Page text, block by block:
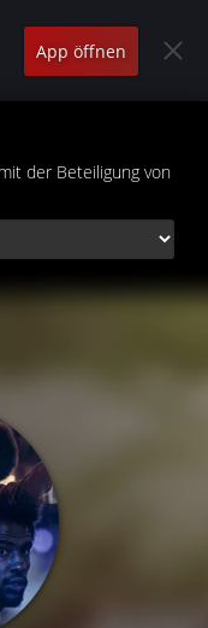
App öffnen
der Beteiligung von